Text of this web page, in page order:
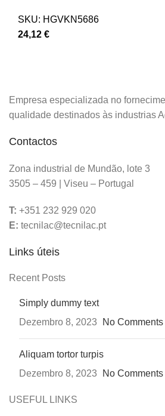
SKU: HGVKN5686
24,12 €
Empresa especializada no
qualidade destinados às industrias
Contactos
Zona industrial de Mundão, lote 3
3505 – 459 | Viseu – Portugal
T: +351 232 929 020
E: tecnilac@tecnilac.pt
Links úteis
Recent Posts
Simply dummy text
Dezembro 8, 2023
No Comments
Aliquam tortor turpis
Dezembro 8, 2023
No Comments
USEFUL LINKS